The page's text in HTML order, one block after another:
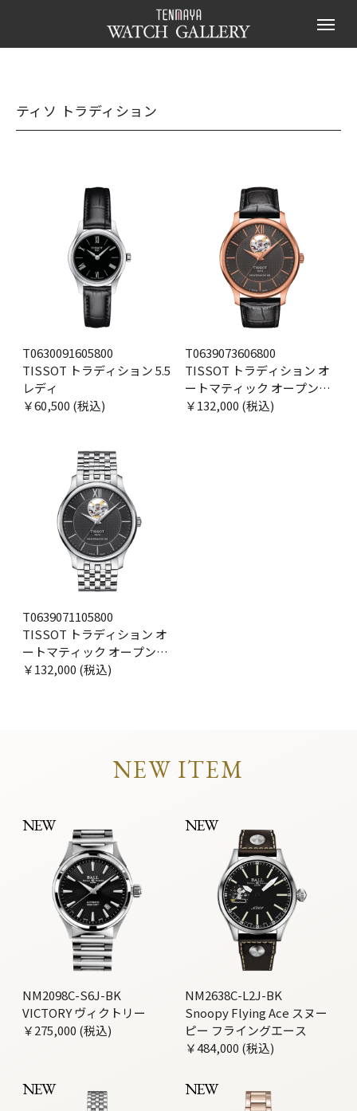
ティソ トラディション
T0630091605800
TISSOT トラディション 5.5
レディ
￥60,500 (税込)
T0639073606800
TISSOT トラディション オ
ートマティック オープンハ
ート
￥132,000 (税込)
T0639071105800
TISSOT トラディション オ
ートマティック オープンハ
ート
￥132,000 (税込)
NEW ITEM
NEW
NM2098C-S6J-BK
VICTORY ヴィクトリー
￥275,000 (税込)
NEW
NM2638C-L2J-BK
Snoopy Flying Ace スヌー
ピー フライングエース
￥484,000 (税込)
NEW NEW